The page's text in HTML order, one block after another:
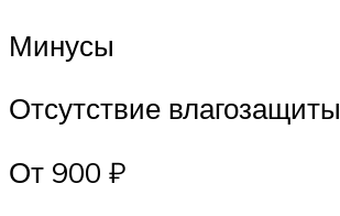
Минусы
Отсутствие влагозащиты
От 900 ₽